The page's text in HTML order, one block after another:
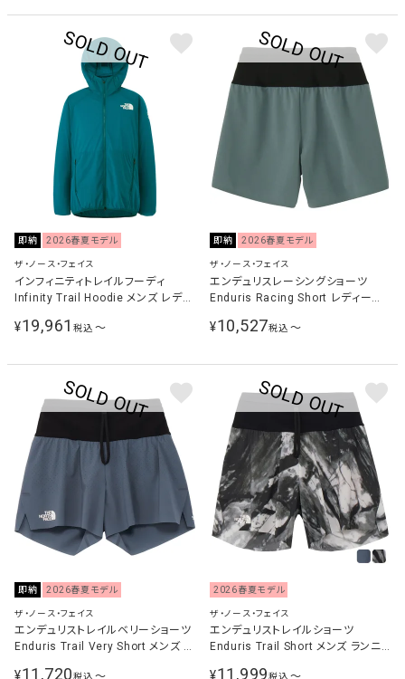
即納 2026春夏モデル
ザ・ノース・フェイス
インフィニティトレイルフーディ
Infinity Trail Hoodie メンズ レディ
ィープラグーン NP72571 DL
¥19,961 税込 〜
即納 2026春夏モデル
ザ・ノース・フェイス
エンデュリスレーシングショーツ
Enduris Racing Short レディース
レー NBW72480 SL
¥10,527税込 〜
即納 2026春夏モデル
ザ・ノース・フェイス
エンデュリストレイルベリーショーツ
Enduris Trail Very Short メンズ ラ
¥11,720
2026春夏モデル
ザ・ノース・フェイス
エンデュリストレイルショーツ
Enduris Trail Short メンズ ランニ
¥11,999